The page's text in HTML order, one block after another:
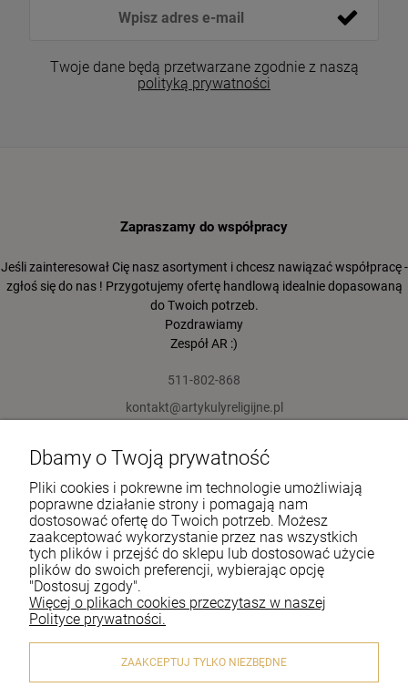
Twoje dane będą przetwarzane zgodnie z naszą
polityką prywatności
Zapraszamy do współpracy
Jeśli zainteresował Cię nasz asortyment i chcesz nawiązać współpracę -
zgłoś się do nas ! Przygotujemy ofertę handlową idealnie dopasowaną
do Twoich potrzeb.
Pozdrawiamy
Zespół AR :)
511-802-868
kontakt@artykulyreligijne.pl
Pomoc
Moje konto
Płatności i dostawa
Informacje
O nas
Dbamy o Twoją prywatność
Pliki cookies i pokrewne im technologie umożliwiają
poprawne działanie strony i pomagają nam
dostosować ofertę do Twoich potrzeb. Możesz
zaakceptować wykorzystanie przez nas wszystkich
tych plików i przejść do sklepu lub dostosować użycie
plików do swoich preferencji, wybierając opcję
"Dostosuj zgody".
Więcej o plikach cookies przeczytasz w naszej
Polityce prywatności.
ZAAKCEPTUJ TYLKO NIEZBĘDNE